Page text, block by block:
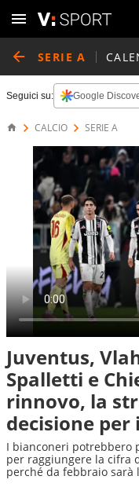
SERIE A
Seguici su: Google
CALCIO SERIE A
Juventus,
Spalletti e
rinnovo, la
decisione per
I bianconeri potrebbero
per raggiungere la cifra
perché da febbraio